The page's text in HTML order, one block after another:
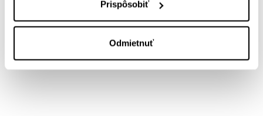
Prispôsobiť
Odmietnuť